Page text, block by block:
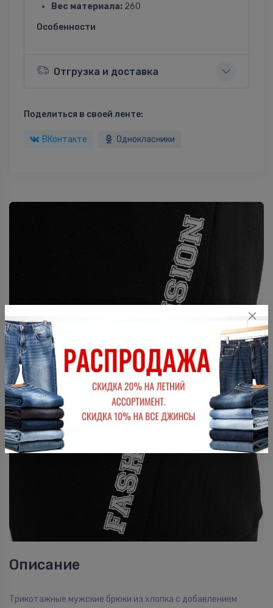
Вес материала: 260
Особенности
Отгрузка и доставка
Поделиться в своей ленте:
ВКонтакте Однокласники
Описание
Трикотажные мужские брюки из хлопка с добавлением